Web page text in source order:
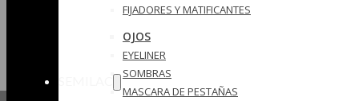
FIJADORES Y MATIFICANTES
OJOS
EYELINER
SOMBRAS
MASCARA DE PESTAÑAS